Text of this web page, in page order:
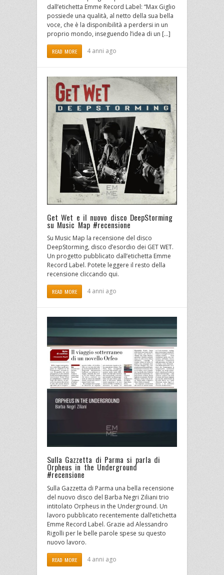
dall’etichetta Emme Record Label: “Max Giglio
possiede una qualità, al netto della sua bella
voce, che è la disponibilità a perdersi in un
proprio mondo, inseguendo l’idea di un […]
READ MORE 4 anni ago
Get Wet e il nuovo disco DeepStorming
su Music Map #recensione
Su Music Map la recensione del disco
DeepStorming, disco d’esordio dei GET WET.
Un progetto pubblicato dall’etichetta Emme
Record Label. Potete leggere il resto della
recensione cliccando qui.
READ MORE 4 anni ago
Sulla Gazzetta di Parma si parla di
Orpheus in the Underground
#recensione
Sulla Gazzetta di Parma una bella recensione
del nuovo disco del Barba Negri Ziliani trio
intitolato Orpheus in the Underground. Un
lavoro pubblicato recentemente dall’etichetta
Emme Record Label. Grazie ad Alessandro
Rigolli per le belle parole spese su questo
nuovo lavoro.
READ MORE 4 anni ago